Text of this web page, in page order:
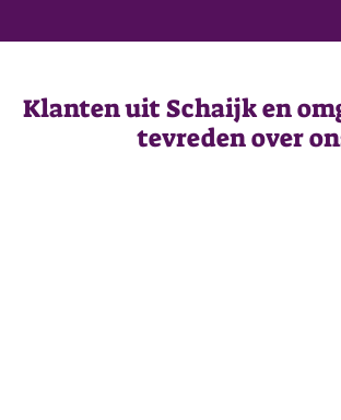
Klanten uit Schaijk en
tevreden over